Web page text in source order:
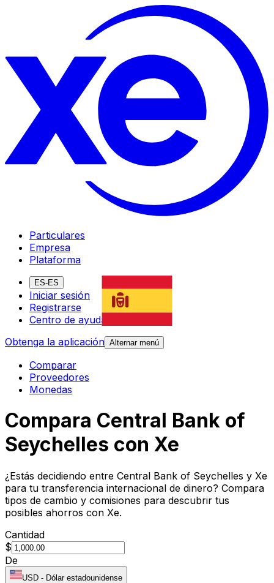
Particulares
Empresa
Plataforma
ES-ES
Iniciar sesión
Registrarse
Centro de ayuda
Obtenga la aplicación Alternar menú
Comparar
Proveedores
Monedas
Compara Central Bank of
Seychelles con Xe
¿Estás decidiendo entre Central Bank of Seychelles y Xe
para tu transferencia internacional de dinero? Compara
tipos de cambio y comisiones para descubrir tus
posibles ahorros con Xe.
Cantidad
$
De
USD - Dólar estadounidense